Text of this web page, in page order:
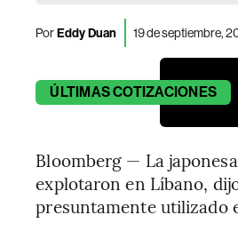
PorEddy Duan 19 de septiembre,
ÚLTIMASCOTIZACIONES
Bloomberg — La
explotaron en Líbano,
presuntamente utilizado